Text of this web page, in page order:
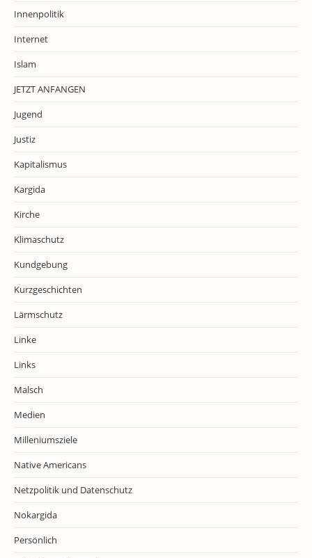
Innenpolitik
Internet
Islam
JETZT ANFANGEN
Jugend
Justiz
Kapitalismus
Kargida
Kirche
Klimaschutz
Kundgebung
Kurzgeschichten
Lärmschutz
Linke
Links
Malsch
Medien
Milleniumsziele
Native Americans
Netzpolitik und Datenschutz
Nokargida
Persönlich